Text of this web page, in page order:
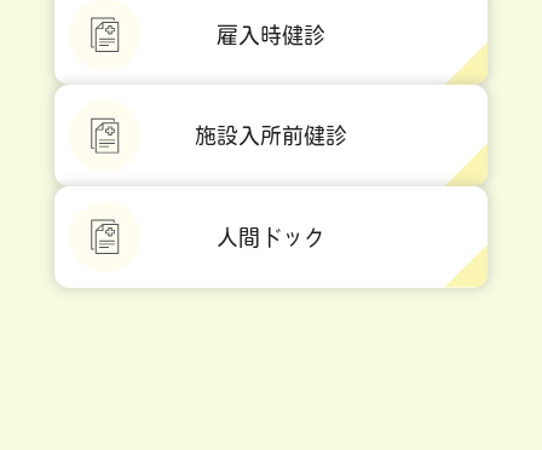
雇入時健診
施設入所前健診
人間ドック